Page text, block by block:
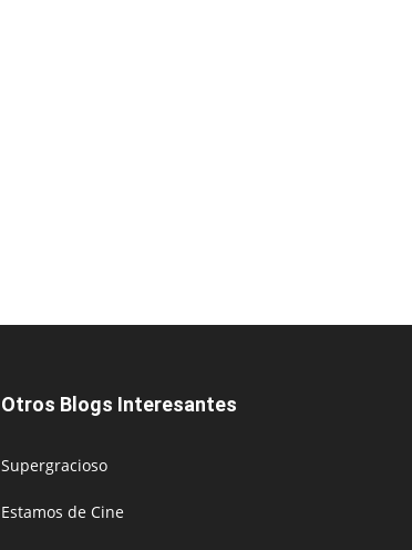
Otros Blogs Interesantes
Supergracioso
Estamos de Cine